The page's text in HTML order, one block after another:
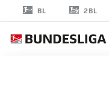
BL 2BL